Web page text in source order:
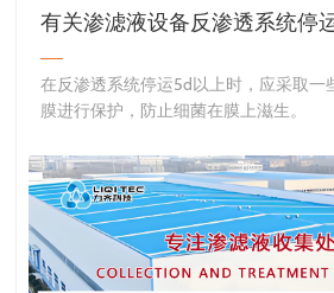
有关渗滤液设备反渗透系统停
在反渗透系统停运5d以上时，应采取一
膜进行保护，防止细菌在膜上滋生。